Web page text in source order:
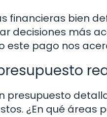
financieras bien
decisiones más
este pago nos
presupuesto
¿En qué